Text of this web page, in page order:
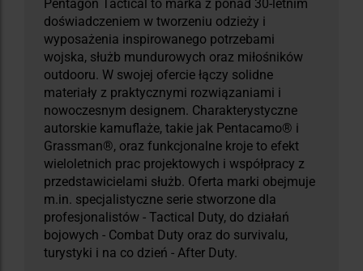
Pentagon Tactical to marka z ponad 30-letnim
doświadczeniem w tworzeniu odzieży i
wyposażenia inspirowanego potrzebami
wojska, służb mundurowych oraz miłośników
outdooru. W swojej ofercie łączy solidne
materiały z praktycznymi rozwiązaniami i
nowoczesnym designem. Charakterystyczne
autorskie kamuflaże, takie jak Pentacamo® i
Grassman®, oraz funkcjonalne kroje to efekt
wieloletnich prac projektowych i współpracy z
przedstawicielami służb. Oferta marki obejmuje
m.in. specjalistyczne serie stworzone dla
profesjonalistów - Tactical Duty, do działań
bojowych - Combat Duty oraz do survivalu,
turystyki i na co dzień - After Duty.